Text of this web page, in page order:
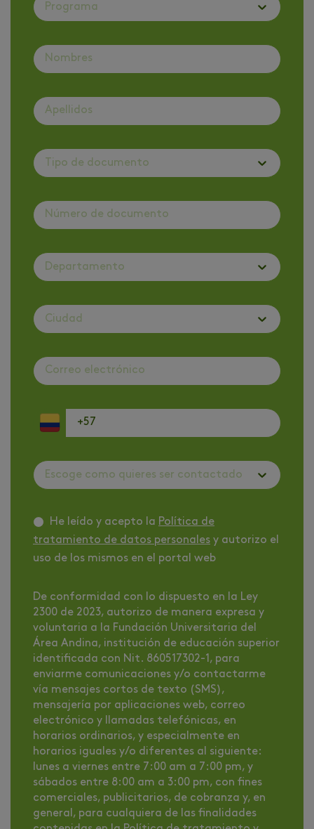
Programa
Tipo de documento
Departamento
Ciudad
Escoge como quieres ser contactado
He leído y acepto la Política de
tratamiento de datos personales y autorizo el
uso de los mismos en el portal web
De conformidad con lo dispuesto en la Ley
2300 de 2023, autorizo de manera expresa y
voluntaria a la Fundación Universitaria del
Área Andina, institución de educación superior
identificada con Nit. 860517302-1, para
enviarme comunicaciones y/o contactarme
vía mensajes cortos de texto (SMS),
mensajería por aplicaciones web, correo
electrónico y llamadas telefónicas, en
horarios ordinarios, y especialmente en
horarios iguales y/o diferentes al siguiente:
lunes a viernes entre 7:00 am a 7:00 pm, y
sábados entre 8:00 am a 3:00 pm, con fines
comerciales, publicitarios, de cobranza y, en
general, para cualquiera de las finalidades